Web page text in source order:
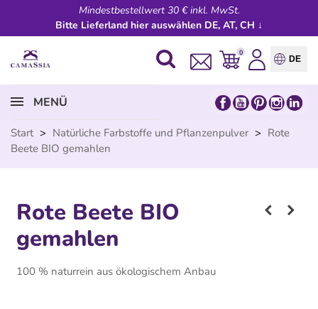
Mindestbestellwert 30 € inkl. MwSt.
Bitte Lieferland hier auswählen DE, AT, CH ↓
0
DE
MENÜ
Start > Natürliche Farbstoffe und Pflanzenpulver > Rote
Beete BIO gemahlen
Rote Beete BIO
gemahlen
100 % naturrein aus ökologischem Anbau